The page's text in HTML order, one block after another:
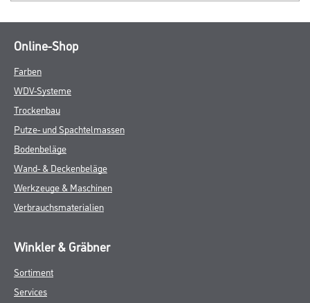
Online-Shop
Farben
WDV-Systeme
Trockenbau
Putze- und Spachtelmassen
Bodenbeläge
Wand- & Deckenbeläge
Werkzeuge & Maschinen
Verbrauchsmaterialien
Winkler & Gräbner
Sortiment
Services